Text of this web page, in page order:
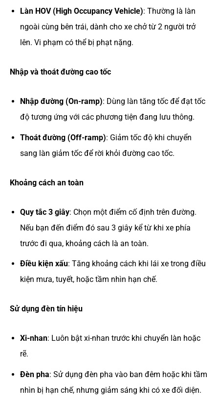
Làn HOV (High Occupancy Vehicle): Thường là làn
ngoài cùng bên trái, dành cho xe chở từ 2 người trở
lên. Vi phạm có thể bị phạt nặng.
Nhập và thoát đường cao tốc
Nhập đường (On-ramp): Dùng làn tăng tốc để đạt tốc
độ tương ứng với các phương tiện đang lưu thông.
Thoát đường (Off-ramp): Giảm tốc độ khi chuyển
sang làn giảm tốc để rời khỏi đường cao tốc.
Khoảng cách an toàn
Quy tắc 3 giây: Chọn một điểm cố định trên đường.
Nếu bạn đến điểm đó sau 3 giây kể từ khi xe phía
trước đi qua, khoảng cách là an toàn.
Điều kiện xấu: Tăng khoảng cách khi lái xe trong điều
kiện mưa, tuyết, hoặc tầm nhìn hạn chế.
Sử dụng đèn tín hiệu
Xi-nhan: Luôn bật xi-nhan trước khi chuyển làn hoặc
rẽ.
Đèn pha: Sử dụng đèn pha vào ban đêm hoặc khi tầm
nhìn bị hạn chế, nhưng giảm sáng khi có xe đối diện.